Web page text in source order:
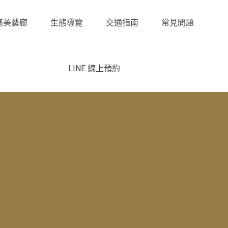
美藝廊 生態導覽 交通指南 常見問題
LINE 線上預約